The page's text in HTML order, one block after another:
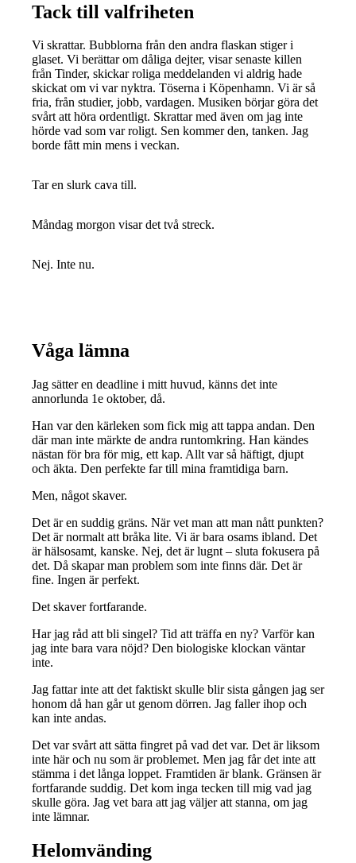
Tack till valfriheten
Vi skrattar. Bubblorna från den andra flaskan stiger i
glaset. Vi berättar om dåliga dejter, visar senaste killen
från Tinder, skickar roliga meddelanden vi aldrig hade
skickat om vi var nyktra. Töserna i Köpenhamn. Vi är så
fria, från studier, jobb, vardagen. Musiken börjar göra det
svårt att höra ordentligt. Skrattar med även om jag inte
hörde vad som var roligt. Sen kommer den, tanken. Jag
borde fått min mens i veckan.
Tar en slurk cava till.
Måndag morgon visar det två streck.
Nej. Inte nu.
Våga lämna
Jag sätter en deadline i mitt huvud, känns det inte
annorlunda 1e oktober, då.
Han var den kärleken som fick mig att tappa andan. Den
där man inte märkte de andra runtomkring. Han kändes
nästan för bra för mig, ett kap. Allt var så häftigt, djupt
och äkta. Den perfekte far till mina framtidiga barn.
Men, något skaver.
Det är en suddig gräns. När vet man att man nått punkten?
Det är normalt att bråka lite. Vi är bara osams ibland. Det
är hälsosamt, kanske. Nej, det är lugnt – sluta fokusera på
det. Då skapar man problem som inte finns där. Det är
fine. Ingen är perfekt.
Det skaver fortfarande.
Har jag råd att bli singel? Tid att träffa en ny? Varför kan
jag inte bara vara nöjd? Den biologiske klockan väntar
inte.
Jag fattar inte att det faktiskt skulle blir sista gången jag ser
honom då han går ut genom dörren. Jag faller ihop och
kan inte andas.
Det var svårt att sätta fingret på vad det var. Det är liksom
inte här och nu som är problemet. Men jag får det inte att
stämma i det långa loppet. Framtiden är blank. Gränsen är
fortfarande suddig. Det kom inga tecken till mig vad jag
skulle göra. Jag vet bara att jag väljer att stanna, om jag
inte lämnar.
Helomvänding